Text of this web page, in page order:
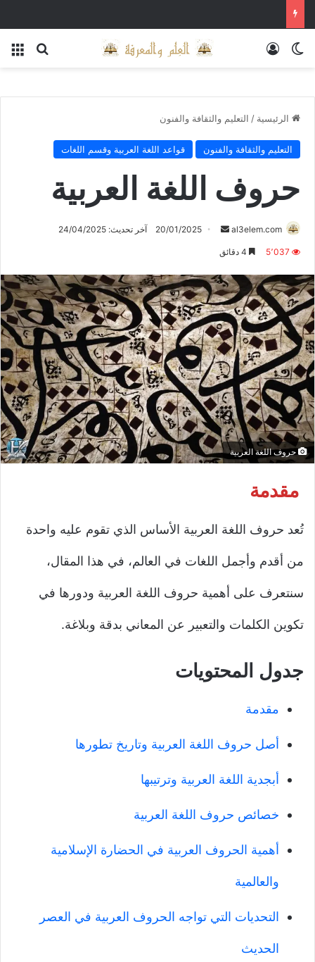
بحث الوضع المظلمتسجيل الدخول
الرئيسية / التعليم والثقافة والفنون
التعليم والثقافة والفنون قواعد اللغة العربية وقسم اللغات
حروف اللغة العربية
al3elem.com
أرسل 20/01/2025 آخر تحديث: 24/04/2025
5٬037
حروف اللغة العربية
مقدمة
تُعد حروف اللغة العربية الأساس الذي تقوم عليه واحدة
من أقدم وأجمل اللغات في العالم، في هذا المقال،
سنتعرف على أهمية حروف اللغة العربية ودورها في
تكوين الكلمات والتعبير عن المعاني بدقة وبلاغة.
جدول المحتويات
مقدمة
أصل حروف اللغة العربية وتاريخ تطورها
أبجدية اللغة العربية وترتيبها
خصائص حروف اللغة العربية
أهمية الحروف العربية في الحضارة الإسلامية
والعالمية
التحديات التي تواجه الحروف العربية في العصر
الحديث